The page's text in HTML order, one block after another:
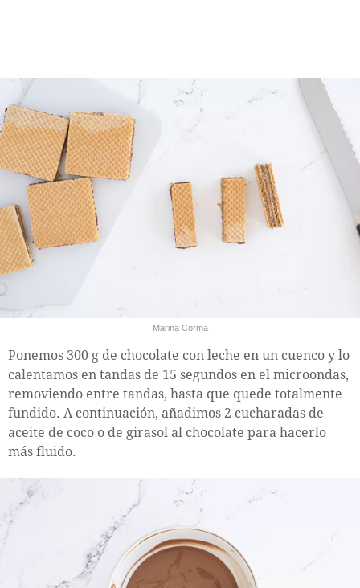
Marina Corma
Ponemos 300 g de chocolate con leche en un cuenco y lo
calentamos en tandas de 15 segundos en el microondas,
removiendo entre tandas, hasta que quede totalmente
fundido. A continuación, añadimos 2 cucharadas de
aceite de coco o de girasol al chocolate para hacerlo
más fluido.